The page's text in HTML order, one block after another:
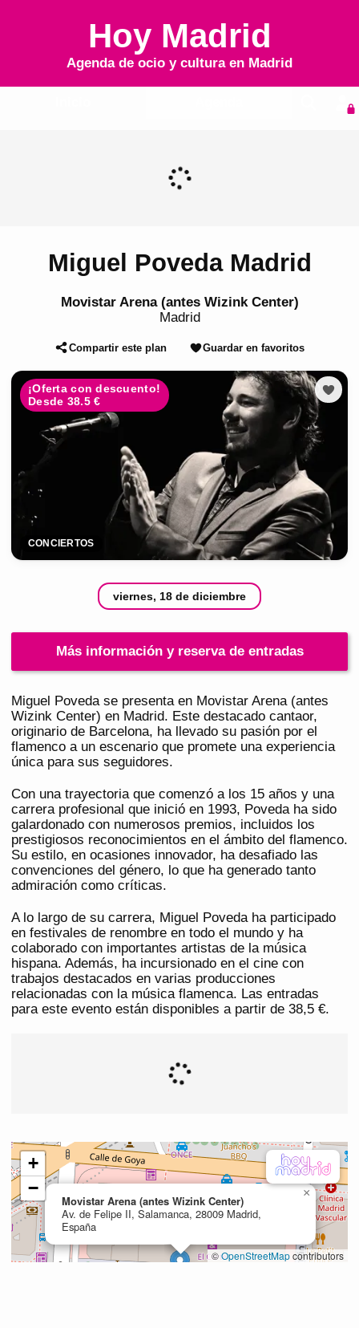
Hoy Madrid
Agenda de ocio y cultura en Madrid
Miguel Poveda Madrid
Movistar Arena (antes Wizink Center)
Madrid
Compartir este plan Guardar en favoritos
¡Oferta con descuento!
Desde 38.5 €
CONCIERTOS
viernes, 18 de diciembre
Más información y reserva de entradas
Miguel Poveda se presenta en Movistar Arena (antes
Wizink Center) en Madrid. Este destacado cantaor,
originario de Barcelona, ha llevado su pasión por el
flamenco a un escenario que promete una experiencia
única para sus seguidores.
Con una trayectoria que comenzó a los 15 años y una
carrera profesional que inició en 1993, Poveda ha sido
galardonado con numerosos premios, incluidos los
prestigiosos reconocimientos en el ámbito del flamenco.
Su estilo, en ocasiones innovador, ha desafiado las
convenciones del género, lo que ha generado tanto
admiración como críticas.
A lo largo de su carrera, Miguel Poveda ha participado
en festivales de renombre en todo el mundo y ha
colaborado con importantes artistas de la música
hispana. Además, ha incursionado en el cine con
trabajos destacados en varias producciones
relacionadas con la música flamenca. Las entradas
para este evento están disponibles a partir de 38,5 €.